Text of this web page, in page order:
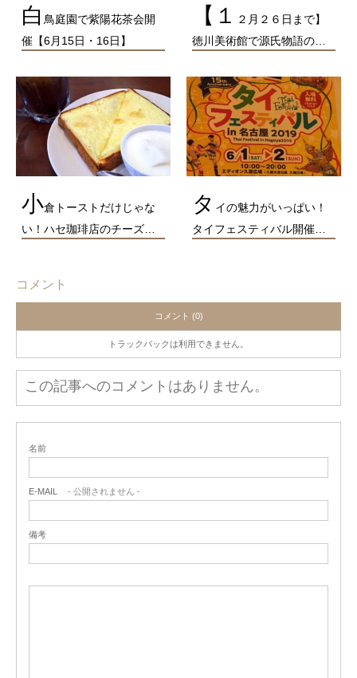
白 鳥庭園で紫陽花茶会開
催【6月15日・16日】
【１
２月２６日まで】
徳川美術館で源氏物語の…
小倉トーストだけじゃな
い！ハセ珈琲店のチーズ…
タ イの魅力がいっぱい！
タイフェスティバル開催…
コメント
コメント (0)
トラックバックは利用できません。
この記事へのコメントはありません。
名前
E-MAIL - 公開されません -
備考